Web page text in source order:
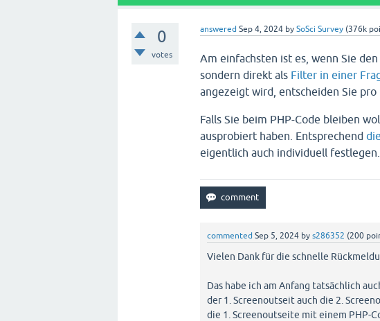
0
votes
answered Sep 4, 2024 bySoSci Survey (376k
Am einfachsten ist es, wenn Sie
sondern direkt als Filter in einer
angezeigt wird, entscheiden Sie
Falls Sie beim PHP-Code bleiben
ausprobiert haben. Entsprechend
eigentlich auch individuell festlegen.
commented Sep 5, 2024 bys286352 (200
Vielen Dank für die schnelle
Das habe ich am Anfang tatsächlich
der 1. Screenoutseit auch die 2.
die 1. Screenoutseite mit einem PHP-